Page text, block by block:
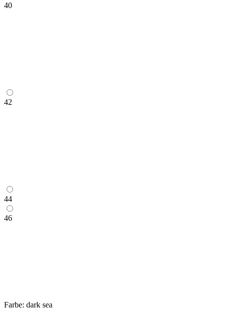
40
42
44
46
Farbe: dark sea